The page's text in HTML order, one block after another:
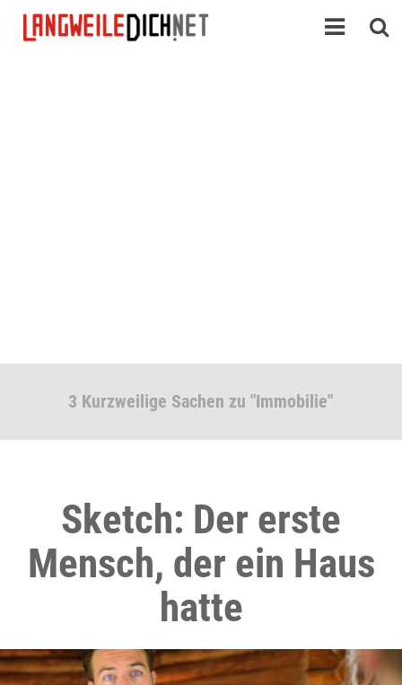
3 Kurzweilige Sachen zu "Immobilie"
Sketch: Der erste
Mensch, der ein Haus
hatte